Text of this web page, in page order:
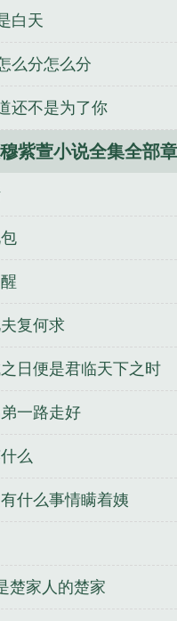
手送她们堕入深渊，
同人）ntrs港区
秦
白天
么分怎么分
还不是为了你
紫萱小说全集全部
复何求
日便是君临天下之时
一路走好
么
什么事情瞒着姨
楚家人的楚家